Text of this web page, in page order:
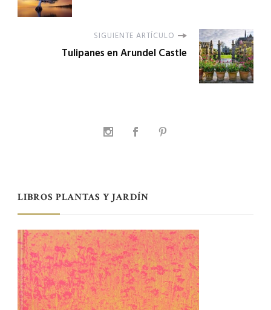
SIGUIENTE ARTÍCULO
Tulipanes en Arundel Castle
LIBROS PLANTAS Y JARDÍN